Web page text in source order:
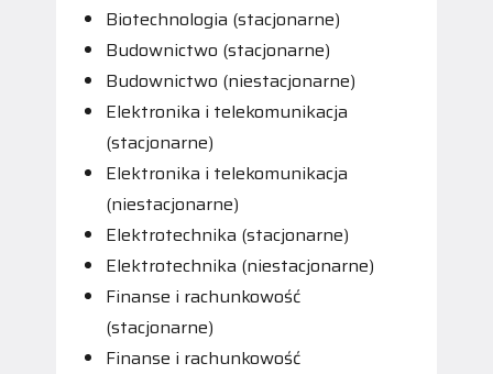
Biotechnologia (stacjonarne)
Budownictwo (stacjonarne)
Budownictwo (niestacjonarne)
Elektronika i telekomunikacja
(stacjonarne)
Elektronika i telekomunikacja
(niestacjonarne)
Elektrotechnika (stacjonarne)
Elektrotechnika (niestacjonarne)
Finanse i rachunkowość
(stacjonarne)
Finanse i rachunkowość